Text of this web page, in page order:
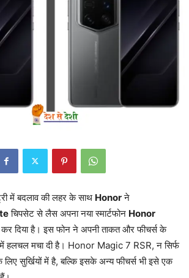
में बदलाव की लहर के साथ Honorने
चिपसेट से लैस अपना नया स्मार्टफोन Honor
कर दिया है। इस फोन ने अपनी ताकत और फीचर्स के
में हलचल मचा दी है। Honor Magic 7 RSR, न सिर्फ
सुर्खियों में है, बल्कि इसके अन्य फीचर्स भी इसे एक